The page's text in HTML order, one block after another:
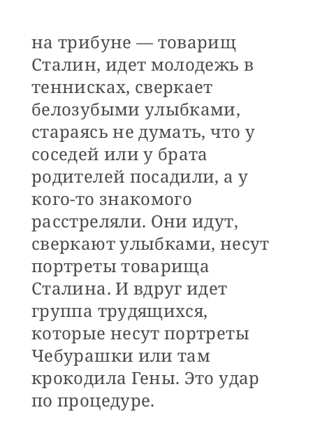
на трибуне — товарищ
Сталин, идет молодежь в
теннисках, сверкает
белозубыми улыбками,
стараясь не думать, что у
соседей или у брата
родителей посадили, а у
кого-то знакомого
расстреляли. Они идут,
сверкают улыбками, несут
портреты товарища
Сталина. И вдруг идет
группа трудящихся,
которые несут портреты
Чебурашки или там
крокодила Гены. Это удар
по процедуре.